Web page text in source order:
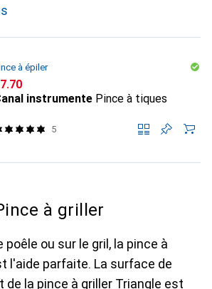
à épiler
instrumente Pince à tiques
5
à griller
poêle ou sur le gril, la pince à
l'aide parfaite. La surface de
de la pince à griller Triangle est